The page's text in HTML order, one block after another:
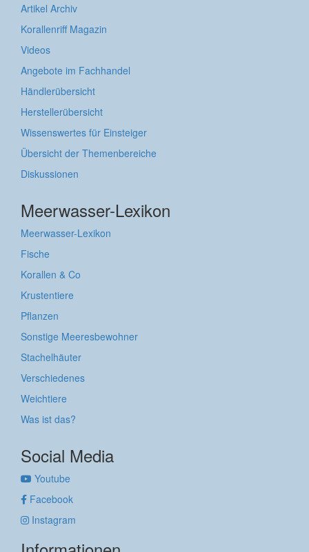
Artikel Archiv
Korallenriff Magazin
Videos
Angebote im Fachhandel
Händlerübersicht
Herstellerübersicht
Wissenswertes für Einsteiger
Übersicht der Themenbereiche
Diskussionen
Meerwasser-Lexikon
Meerwasser-Lexikon
Fische
Korallen & Co
Krustentiere
Pflanzen
Sonstige Meeresbewohner
Stachelhäuter
Verschiedenes
Weichtiere
Was ist das?
Social Media
Youtube
Facebook
Instagram